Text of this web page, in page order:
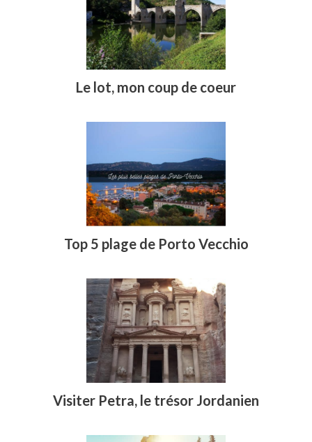
Le lot, mon coup de coeur
Top 5 plage de Porto Vecchio
Visiter Petra, le trésor Jordanien